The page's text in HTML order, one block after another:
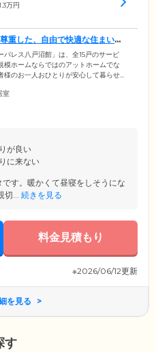
万円
重した、自由で快適な住まいを
レス八戸沼館」は、全15戸のサービ
模ホームならではのアットホームでな
様のお一人おひとりが安心して暮らせ
お部屋は、全室個室のプライベート
しいただけます。自由で快適な住ま
室
が良い
に来ない
す。暖かくて昼寝をしそうにな
切... 続きを見る
料金見積もり
※2026/06/12更新
を見る
す